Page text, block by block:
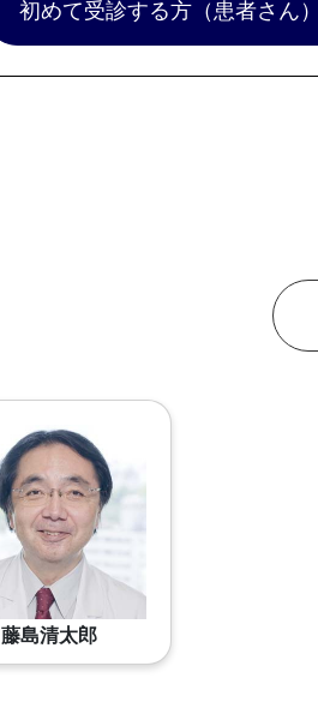
初めて受診する方（患者さん
藤島清太郎